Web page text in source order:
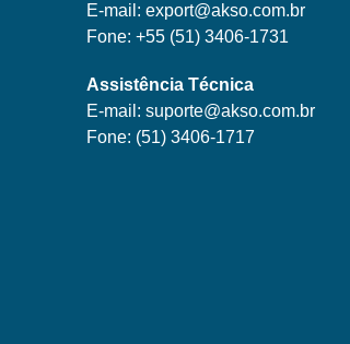
E-mail:export@akso.com.br
Fone:+55 (51) 3406-1731
Assistência Técnica
E-mail:suporte@akso.com.br
Fone: (51) 3406-1717